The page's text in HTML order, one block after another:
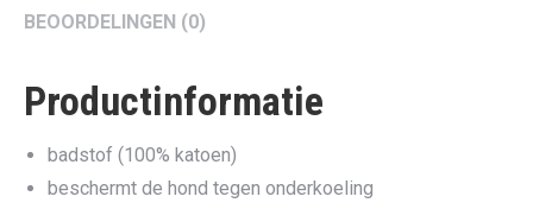
BEOORDELINGEN (0)
Productinformatie
badstof (100% katoen)
beschermt de hond tegen onderkoeling